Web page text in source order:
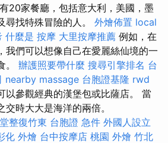
20家餐廳，包括意大利，美國，墨
尋找特殊冒險的人。 外燴佈置 local
什麼是 按摩 大里按摩推薦 例如，在
我們可以想像自己在愛麗絲仙境的一
。 辦護照要帶什麼 搜尋引擎排名 台
nearby massage 台胞證基隆 rwd
以參觀經典的漢堡包或比薩店。 當
時大大是海洋的兩倍。
整復竹東 台胞證 急件 外國人設立
化 外燴 台中按摩店 桃園 外燴 竹北